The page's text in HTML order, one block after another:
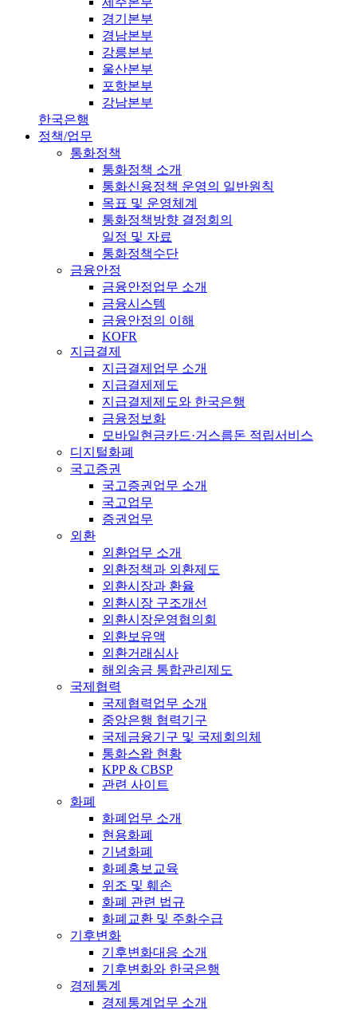
경기본부
경남본부
강릉본부
울산본부
포항본부
강남본부
한국은행
정책/업무
통화정책
통화정책 소개
통화신용정책 운영의 일반원칙
목표 및 운영체계
통화정책방향 결정회의
일정 및 자료
통화정책수단
금융안정
금융안정업무 소개
금융시스템
금융안정의 이해
KOFR
지급결제
지급결제업무 소개
지급결제제도
지급결제제도와 한국은행
금융정보화
모바일현금카드·거스름돈 적립서비스
디지털화폐
국고증권
국고증권업무 소개
국고업무
증권업무
외환
외환업무 소개
외환정책과 외환제도
외환시장과 환율
외환시장 구조개선
외환시장운영협의회
외환보유액
외환거래심사
해외송금 통합관리제도
국제협력
국제협력업무 소개
중앙은행 협력기구
국제금융기구 및 국제회의체
통화스왑 현황
KPP & CBSP
관련 사이트
화폐
화폐업무 소개
현용화폐
기념화폐
화폐홍보교육
위조 및 훼손
화폐 관련 법규
화폐교환 및 주화수급
기후변화
기후변화대응 소개
기후변화와 한국은행
경제통계
경제통계업무 소개